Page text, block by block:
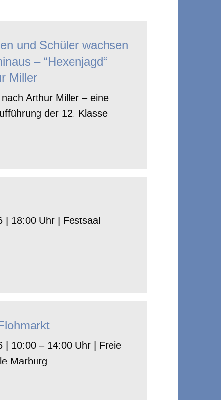
und Schüler wachsen
– “Hexenjagd“
Miller
nach Arthur Miller – eine
der 12. Klasse
| 18:00 Uhr | Festsaal
| 10:00 – 14:00 Uhr | Freie
Marburg